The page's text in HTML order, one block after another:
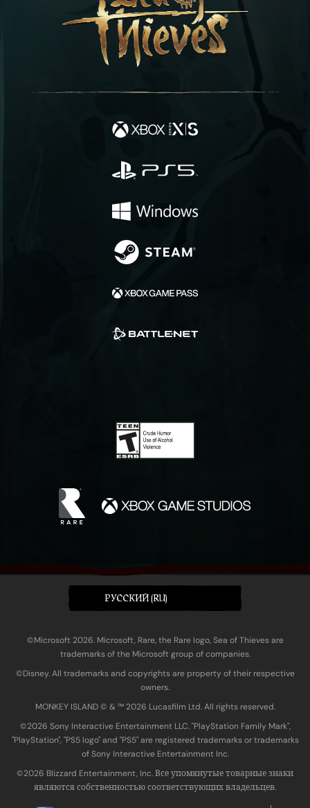
PУССКИЙ (RU)
©Microsoft 2026. Microsoft, Rare, the Rare logo, Sea of Thieves are
trademarks of the Microsoft group of companies.
©Disney. All trademarks and copyrights are property of their respective
owners.
MONKEY ISLAND © & ™ 20‍26 Lucasfilm Ltd. All rights reserved.
©2026 Sony Interactive Entertainment LLC. "PlayStation Family Mark",
"PlayStation", "PS5 logo" and "PS5" are registered trademarks or trademarks
of Sony Interactive Entertainment Inc.
©2026 Blizzard Entertainment, Inc. Все упомянутые товарные знаки
являются собственностью соответствующих владельцев.